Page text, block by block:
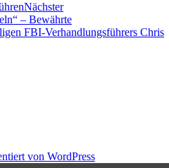
Nächster
– Bewährte
FBI-Verhandlungsführers Chris
KI, Social Media und
von WordPress